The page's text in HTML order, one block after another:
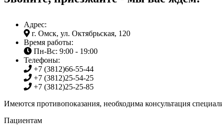
Адрес:
г. Омск, ул. Октябрьская, 120
Время работы:
Пн-Вс: 9:00 - 19:00
Телефоны:
+7 (3812)66-55-44
+7 (3812)25-54-25
+7 (3812)25-25-85
Имеются противопоказания, необходима консультация
Пациентам